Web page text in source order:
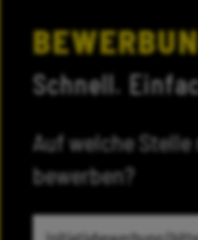
Schnell.
Auf welche
bewerben?